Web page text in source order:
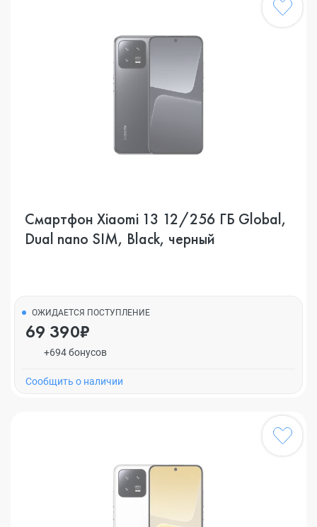
Смартфон Xiaomi 13 12/256 ГБ Global,
Dual nano SIM, Black, черный
ОЖИДАЕТСЯ ПОСТУПЛЕНИЕ
69 390₽
+694 бонусов
Cообщить о наличии